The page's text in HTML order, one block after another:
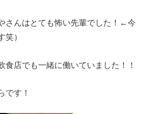
さんはとても怖い先輩でした！←今
笑）
食店でも一緒に働いていました！！
です！